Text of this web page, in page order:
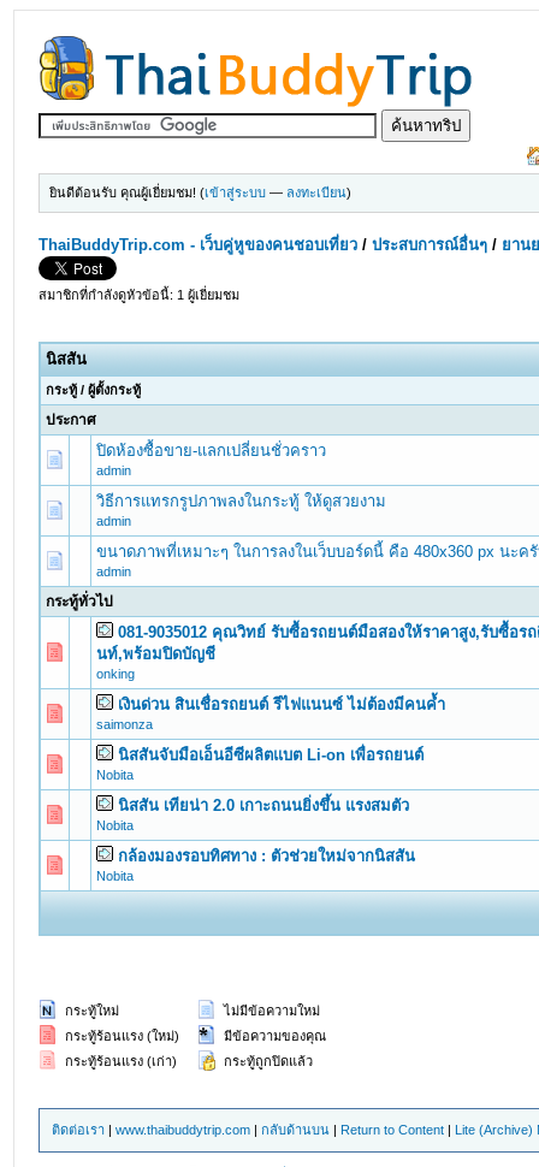
ยินดีต้อนรับ คุณผู้เยี่ยมชม! (เข้าสู่ระบบ — ลงทะเบียน)
ThaiBuddyTrip.com - เว็บคู่หูของคนชอบเที่ยว /ประสบการณ์อื่นๆ / ยาน
สมาชิกที่กำลังดูหัวข้อนี้: 1 ผู้เยี่ยมชม
นิสสัน
กระทู้ /ผู้ตั้งกระทู้
ประกาศ
ปิดห้องซื้อขาย-แลกเปลี่ยนชั่วคราว
admin
วิธีการแทรกรูปภาพลงในกระทู้ ให้ดูสวยงาม
admin
ขนาดภาพที่เหมาะๆ ในการลงในเว็บบอร์ดนี้ คือ 480x360 px นะค
admin
กระทู้ทั่วไป
081-9035012 คุณวิทย์ รับซื้อรถยนต์มือสองให้ราคาสูง,รับซื้อร
นท์,พร้อมปิดบัญชี
onking
0 Vote(s) - 0 out of 5 in Average
เงินด่วน สินเชื่อรถยนต์ รีไฟแนนซ์ ไม่ต้องมีคนค้ำ
saimonza
0 Vote(s) - 0 out of 5 in Average
12 345
นิสสันจับมือเอ็นอีซีผลิตแบต Li-on เพื่อรถยนต์
Nobita
0 Vote(s) - 0 out of 5 in Average
12345
นิสสัน เทียน่า 2.0 เกาะถนนยิ่งขึ้น แรงสมตัว
Nobita
0 Vote(s) - 0 out of 5 in Average
1 23 45
กล้องมองรอบทิศทาง : ตัวช่วยใหม่จากนิสสัน
Nobita
0 Vote(s) - 0 out of 5 in Average
123 4 5
กระทู้ใหม่
กระทู้ร้อนแรง (ใหม่)
กระทู้ร้อนแรง (เก่า)
ไม่มีข้อความใหม่
มีข้อความของคุณ
กระทู้ถูกปิดแล้ว
ติดต่อเรา |www.thaibuddytrip.com |กลับด้านบน | Return to Content | Lite (Archive)